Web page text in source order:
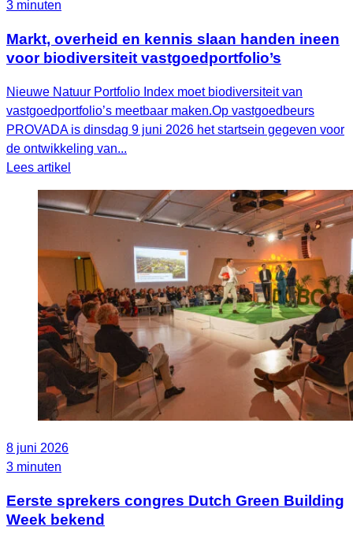
3 minuten
Markt, overheid en kennis slaan handen ineen
voor biodiversiteit vastgoedportfolio’s
Nieuwe Natuur Portfolio Index moet biodiversiteit van
vastgoedportfolio’s meetbaar maken.Op vastgoedbeurs
PROVADA is dinsdag 9 juni 2026 het startsein gegeven voor
de ontwikkeling van...
Lees artikel
8 juni 2026
3 minuten
Eerste sprekers congres Dutch Green Building
Week bekend